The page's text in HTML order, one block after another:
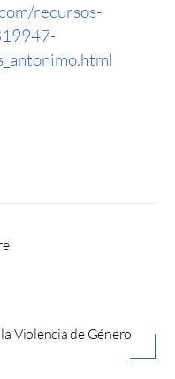
recursos-
Violencia de Género